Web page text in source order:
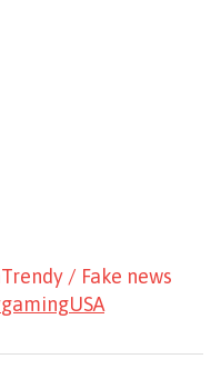
Trendy / Fake news
gamingUSA